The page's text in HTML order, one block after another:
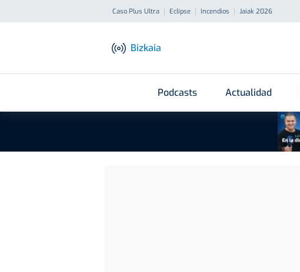
Caso Plus Ultra Eclipse Incendios Jaiak 2026
Bizkaia
Podcasts Actualidad